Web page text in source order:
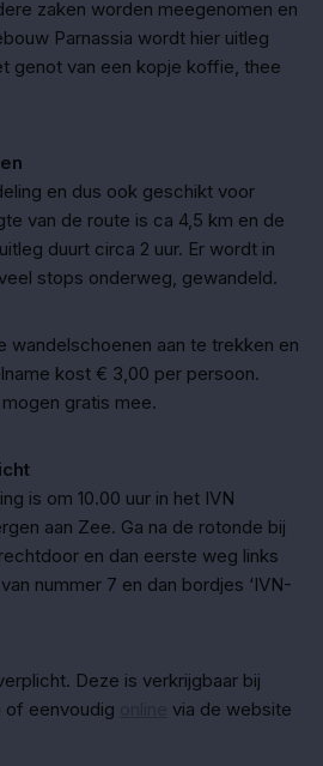
zaken worden meegenomen en
Parnassia wordt hier uitleg
genot van een kopje koffie, thee
en dus ook geschikt voor
van de route is ca 4,5 km en de
duurt circa 2 uur. Er wordt in
stops onderweg, gewandeld.
wandelschoenen aan te trekken en
kost € 3,00 per persoon.
gratis mee.
is om 10.00 uur in het IVN
aan Zee. Ga na de rotonde bij
en dan eerste weg links
nummer 7 en dan bordjes ‘IVN-
Deze is verkrijgbaar bij
of eenvoudig
via de website